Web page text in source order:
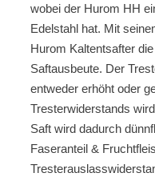
wobei der Hurom HH
Edelstahl hat. Mit
Hurom Kaltentsafter
Saftausbeute. Der
entweder erhöht oder
Tresterwiderstands
Saft wird dadurch
Faseranteil &